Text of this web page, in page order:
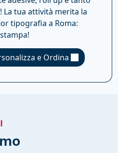
La tua attività merita la
tipografia a Roma:
e Ordina